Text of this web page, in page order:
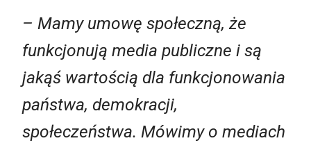
– Mamy umowę społeczną, że
funkcjonują media publiczne i są
jakąś wartością dla funkcjonowania
państwa, demokracji,
społeczeństwa. Mówimy o mediach